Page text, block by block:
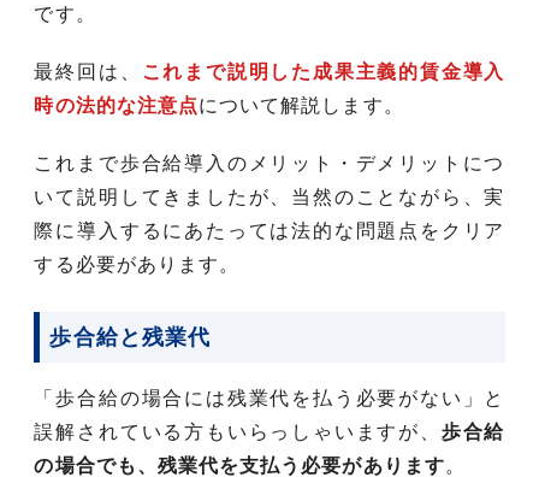
です。
最終回は、
これまで説明した成果主義的賃金導入
時の法的な注意点について解説します。
これまで歩合給導入のメリット・デメリットにつ
いて説明してきましたが、当然のことながら、実
際に導入するにあたっては法的な問題点をクリア
する必要があります。
歩合給と残業代
「歩合給の場合には残業代を払う必要がない」と
誤解されている方もいらっしゃいますが、 歩合給
の場合でも、残業代を支払う必要があります。